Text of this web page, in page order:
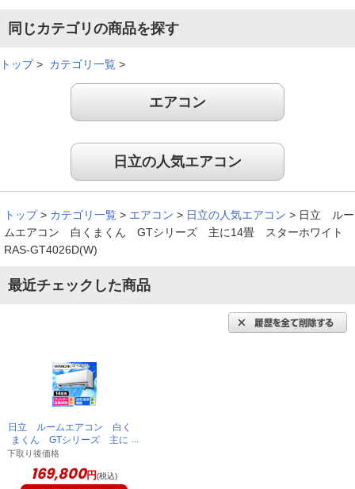
エアコン内部のお掃除機能が充実してるところが魅力的だと思
う。
（熊本県20代
ＥＣＯこれっきりが良い
スでお買い得と知って購入を決めました。おまかせ運転（ＥＣ
Ｏこれっきり）が冷えすぎず風も柔らかで微妙ないいバランス
をとってくれてるなと感じ気に入りました。もちろん設定温度
「みはっておやすみ」は静かで快適、よく眠れます。欲を言え
すぐ冷える、音も静か
す。
同じカテゴリの商品を探す
トップ> カテゴリ一覧 >
エアコン
日立の人気エアコン
トップ > カテゴリ一覧 > エアコン > 日立の人気エアコン > 日立 ルー
ムエアコン 白くまくん GTシリーズ 主に14畳 スターホワイト
RAS-GT4026D(W)
最近チェックした商品
日立 ルームエアコン 白く
まくん GTシリーズ 主に
14畳 スターホワイト
RAS-GT4026D(W)
下取り後価格
169,800円(税込)